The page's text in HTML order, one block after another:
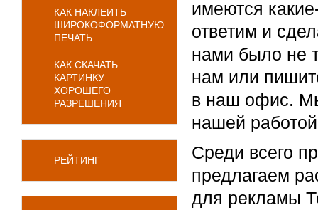
КАК НАКЛЕИТЬ
ШИРОКОФОРМАТНУЮ
ПЕЧАТЬ
КАК СКАЧАТЬ
КАРТИНКУ
ХОРОШЕГО
РАЗРЕШЕНИЯ
РЕЙТИНГ
имеются
ответим и
нами было не
нам или
в наш офис.
нашей
Среди всего
предлагаем
для рекламы